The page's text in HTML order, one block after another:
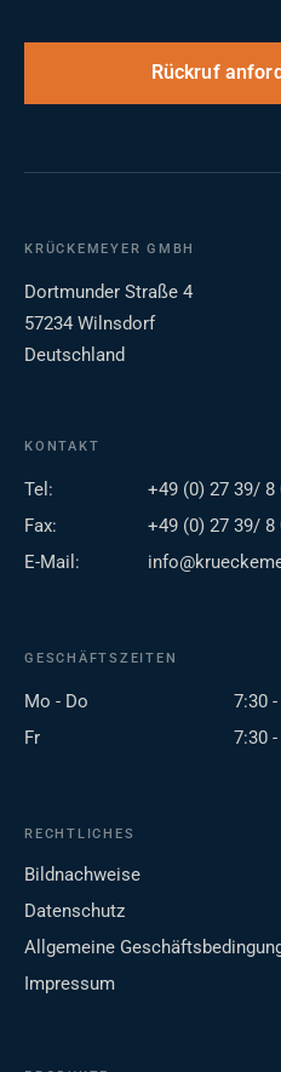
Rückruf
KRÜCKEMEYER GMBH
Dortmunder Straße 4
57234 Wilnsdorf
Deutschland
KONTAKT
Tel:
+49 (0) 27 39/ 8
Fax:
+49 (0) 27 39/ 8
E-Mail:
GESCHÄFTSZEITEN
Mo - Do
7:30
Fr
7:30
RECHTLICHES
Bildnachweise
Datenschutz
Allgemeine
Impressum